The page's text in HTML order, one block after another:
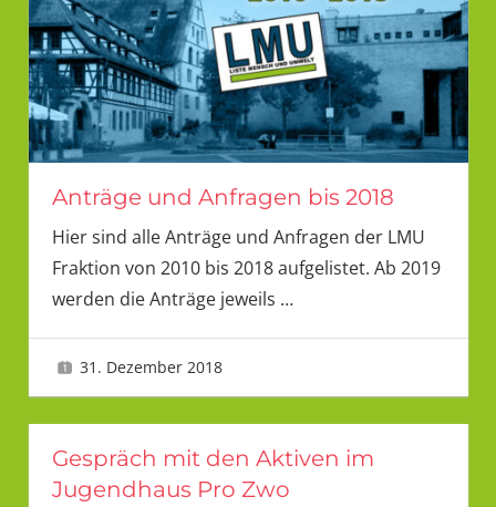
Anträge und Anfragen bis 2018
Hier sind alle Anträge und Anfragen der LMU
Fraktion von 2010 bis 2018 aufgelistet. Ab 2019
werden die Anträge jeweils …
31. Dezember 2018
Gespräch mit den Aktiven im
Jugendhaus Pro Zwo